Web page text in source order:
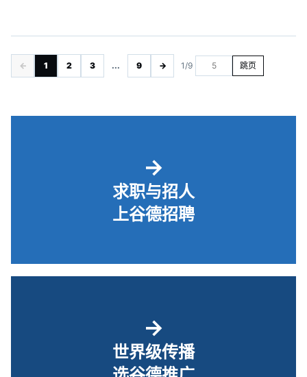
← 1 2 3 ... 9 → 1/9 跳页
→
求职与招人
上谷德招聘
→
世界级传播